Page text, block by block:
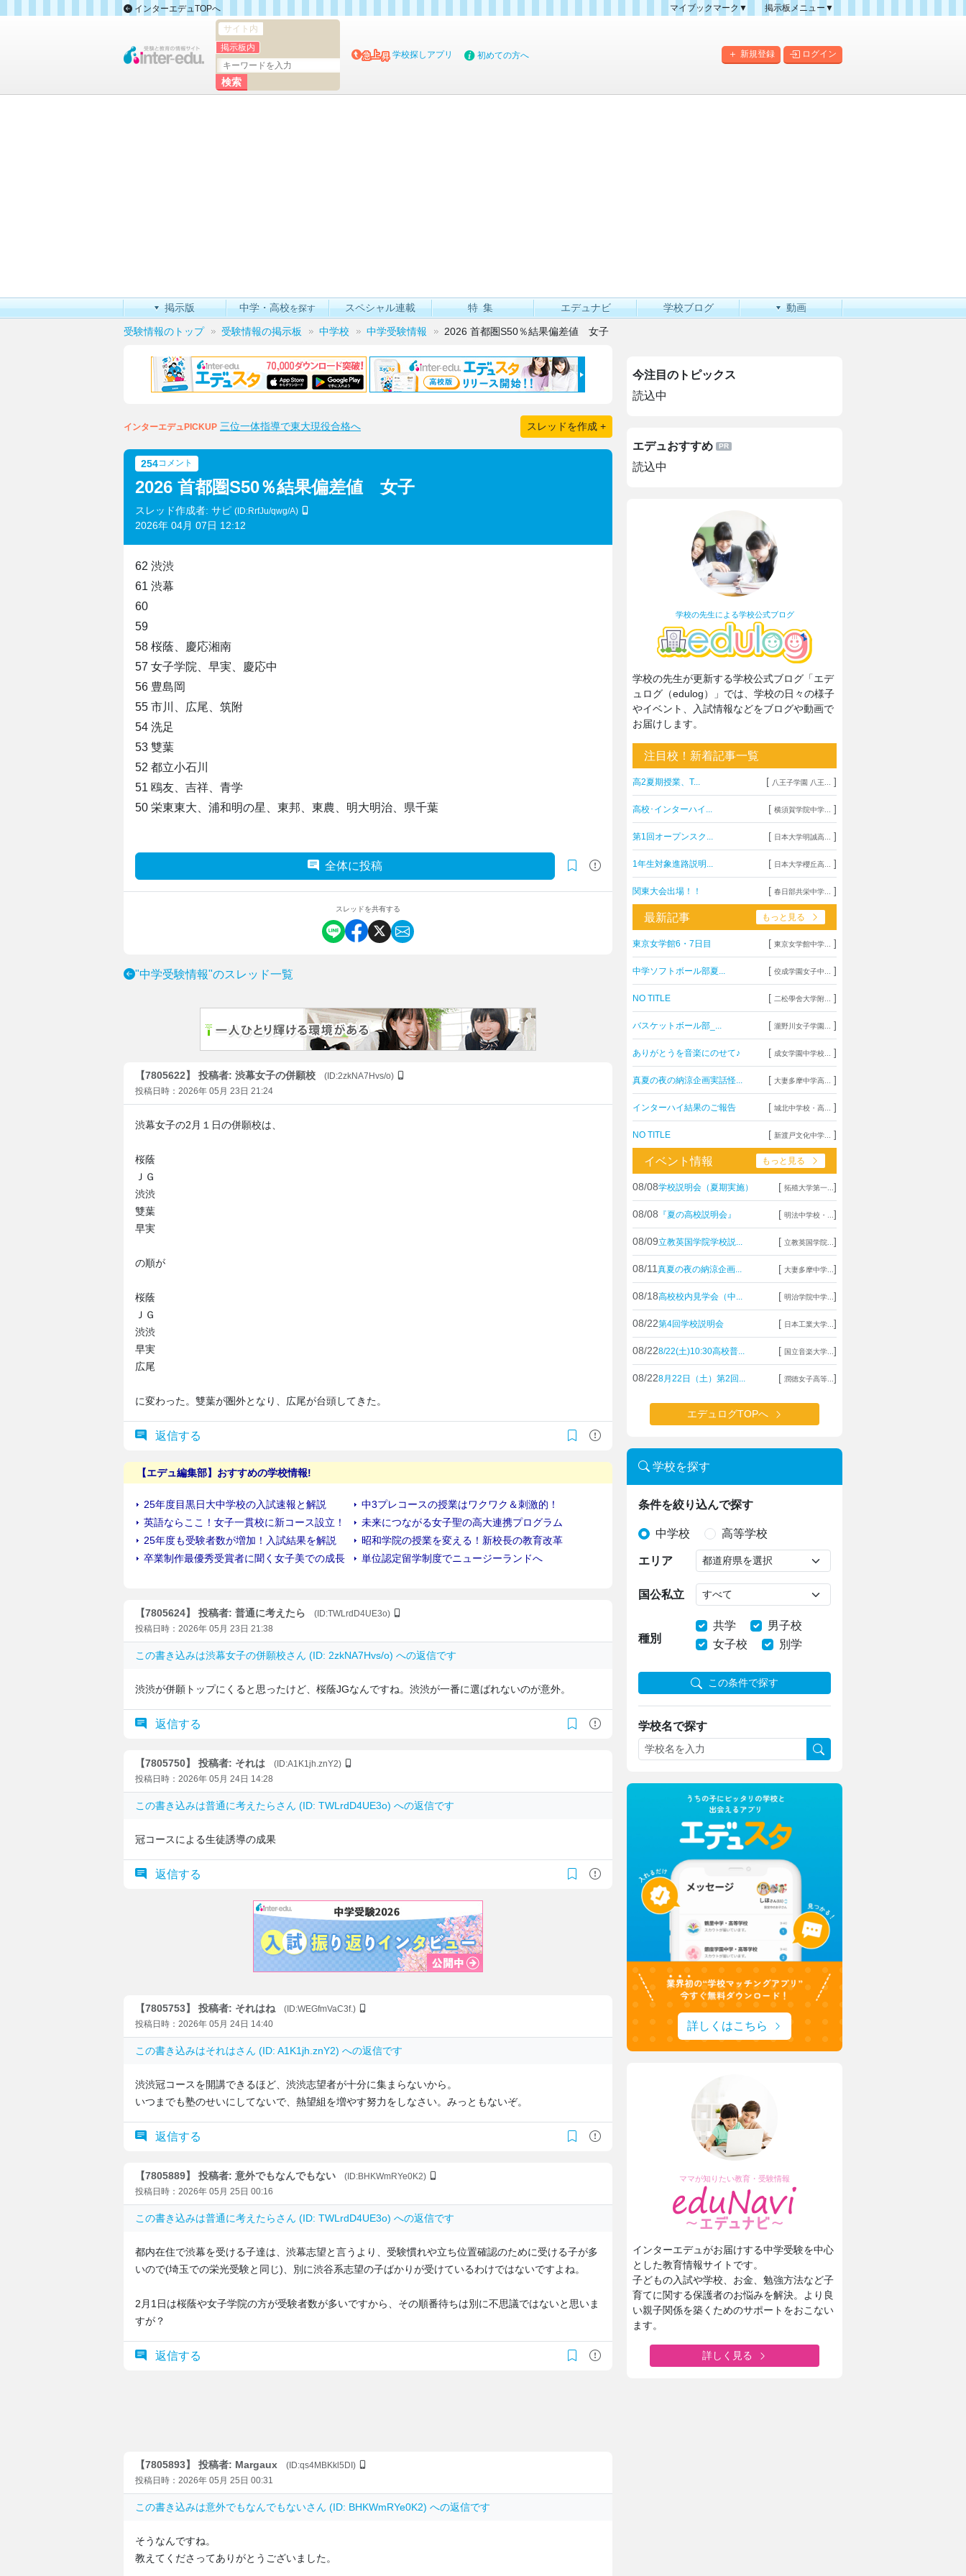
インターエデュTOPへ
マイブックマーク▼
掲示板メニュー▼
掲示板マップ
新規登録 ログイン
サイト内
掲示板内
学校探しアプリ 初めての方へ
掲示版 中学・高校を探す スペシャル連載 特集 エデュナビ 学校ブログ 動画
受験情報のトップ 受験情報の掲示板 中学校 中学受験情報 2026 首都圏S50％結果偏差値 女子
インターエデュPICKUP 三位一体指導で東大現役合格へ スレッドを作成 +
254コメント
2026 首都圏S50％結果偏差値 女子
スレッド作成者: サピ (ID:RrfJu/qwg/A)
2026年 04月 07日 12:12
62 渋渋
61 渋幕
60
59
58 桜蔭、慶応湘南
57 女子学院、早実、慶応中
56 豊島岡
55 市川、広尾、筑附
54 洗足
53 雙葉
52 都立小石川
51 鴎友、吉祥、青学
50 栄東東大、浦和明の星、東邦、東農、明大明治、県千葉
全体に投稿
スレッドを共有する
"中学受験情報"のスレッド一覧
【7805622】 投稿者: 渋幕女子の併願校
(ID:2zkNA7Hvs/o)
投稿日時：2026年 05月 23日 21:24
渋幕女子の2月１日の併願校は、
桜蔭
ＪＧ
渋渋
雙葉
早実
の順が
桜蔭
ＪＧ
渋渋
早実
広尾
に変わった。雙葉が圏外となり、広尾が台頭してきた。
返信する
【7805624】 投稿者: 普通に考えたら
(ID:TWLrdD4UE3o)
投稿日時：2026年 05月 23日 21:38
この書き込みは渋幕女子の併願校さん (ID: 2zkNA7Hvs/o) への返信です
渋渋が併願トップにくると思ったけど、桜蔭JGなんですね。渋渋が一番に選ばれないのが意外。
返信する
【7805750】 投稿者: それは
(ID:A1K1jh.znY2)
投稿日時：2026年 05月 24日 14:28
この書き込みは普通に考えたらさん (ID: TWLrdD4UE3o) への返信です
冠コースによる生徒誘導の成果
返信する
【7805753】 投稿者: それはね
(ID:WEGfmVaC3f.)
投稿日時：2026年 05月 24日 14:40
この書き込みはそれはさん (ID: A1K1jh.znY2) への返信です
渋渋冠コースを開講できるほど、渋渋志望者が十分に集まらないから。
いつまでも塾のせいにしてないで、熱望組を増やす努力をしなさい。みっともないぞ。
返信する
【7805889】 投稿者: 意外でもなんでもない
(ID:BHKWmRYe0K2)
投稿日時：2026年 05月 25日 00:16
この書き込みは普通に考えたらさん (ID: TWLrdD4UE3o) への返信です
都内在住で渋幕を受ける子達は、渋幕志望と言うより、受験慣れや立ち位置確認のために受ける子が多
いので(埼玉での栄光受験と同じ)、別に渋谷系志望の子ばかりが受けているわけではないですよね。
2月1日は桜蔭や女子学院の方が受験者数が多いですから、その順番待ちは別に不思議ではないと思いま
すが？
返信する
【7805893】 投稿者: Margaux
(ID:qs4MBKkl5DI)
投稿日時：2026年 05月 25日 00:31
この書き込みは意外でもなんでもないさん (ID: BHKWmRYe0K2) への返信です
そうなんですね。
教えてくださってありがとうございました。
今注目のトピックス
読込中
エデュおすすめ
読込中
学校の先生による学校公式ブログ
学校の先生が更新する学校公式ブログ「エデ
ュログ（edulog）」では、学校の日々の様子
やイベント、入試情報などをブログや動画で
お届けします。
注目校！新着記事一覧
高2夏期授業、T... [ 八王子学園 八王... ]
高校･インターハイ... [ 横須賀学院中学... ]
第1回オープンスク... [ 日本大学明誠高... ]
1年生対象進路説明... [ 日本大学櫻丘高... ]
関東大会出場！！ [ 春日部共栄中学... ]
最新記事 もっと見る
東京女学館6・7日目 [ 東京女学館中学... ]
中学ソフトボール部夏... [ 佼成学園女子中... ]
NO TITLE [ 二松學舍大学附... ]
バスケットボール部_... [ 瀧野川女子学園... ]
ありがとうを音楽にのせて♪ [ 成女学園中学校... ]
真夏の夜の納涼企画実話怪... [ 大妻多摩中学高... ]
インターハイ結果のご報告 [ 城北中学校・高... ]
NO TITLE [ 新渡戸文化中学... ]
イベント情報 もっと見る
08/08学校説明会（夏期実施） [ 拓殖大学第一... ]
08/08 『夏の高校説明会』 [ 明法中学校・... ]
08/09立教英国学院学校説... [ 立教英国学院... ]
08/11 真夏の夜の納涼企画... [ 大妻多摩中学... ]
08/18高校校内見学会（中... [ 明治学院中学... ]
08/22第4回学校説明会 [ 日本工業大学... ]
08/228/22(土)10:30高校普... [ 国立音楽大学... ]
08/228月22日（土）第2回... [ 潤徳女子高等... ]
エデュログTOPへ
学校を探す
条件を絞り込んで探す
中学校 高等学校
エリア
国公私立
種別
共学
男子校
女子校
別学
この条件で探す
学校名で探す
詳しくはこちら
ママが知りたい教育・受験情報
インターエデュがお届けする中学受験を中心
とした教育情報サイトです。
子どもの入試や学校、お金、勉強方法など子
育てに関する保護者のお悩みを解決。より良
い親子関係を築くためのサポートをおこない
ます。
詳しく見る